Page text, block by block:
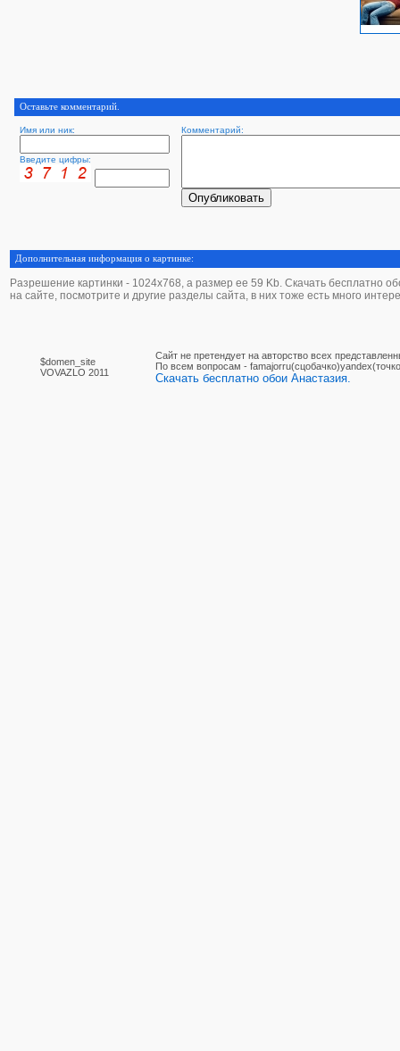
Оставьте комментарий.
Имя или ник: Комментарий:
Введите цифры:
Дополнительная информация о картинке:
Разрешение картинки - 1024х768, а размер ее 59 Kb. Скачать бесплатно
на сайте, посмотрите и другие разделы сайта, в них тоже есть много
$domen_site
VOVAZLO 2011
Сайт не претендует на авторство всех
По вcем вопросам -
Скачать бесплатно обои Анастазия.